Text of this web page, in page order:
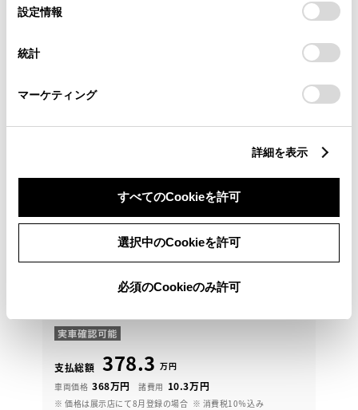
デバイスにすべてのCookie(クッキー)が保存されることに同
意したことになります。Cookie(クッキー)のオプトアウト、
設定の変更、同意を撤回したりするにあたっては、当社の
「Cookie（クッキー）情報の取り扱いについて
」をご覧くだ
設定情報
統計
マーケティング
詳細を表示
すべてのCookieを許可
選択中のCookieを許可
必須のCookieのみ許可
支払総額 378.3 万円
車両価格 368万円 諸費用 10.3万円
※ 価格は展示店にて8月登録の場合 ※ 消費税10％込み